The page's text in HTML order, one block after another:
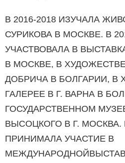
В 2016-2018 ИЗУЧАЛА
СУРИКОВА В МОСКВЕ. В
УЧАСТВОВАЛА В
В МОСКВЕ, В
ДОБРИЧА В БОЛГАРИИ, В
ГАЛЕРЕЕ В Г. ВАРНА В
ГОСУДАРСТВЕННОМ
ВЫСОЦКОГО В Г. МОСКВА.
ПРИНИМАЛА УЧАСТИЕ В